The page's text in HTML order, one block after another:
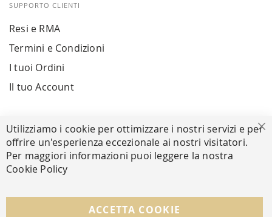
SUPPORTO CLIENTI
Resi e RMA
Termini e Condizioni
I tuoi Ordini
Il tuo Account
Facebook Instagram Whatsapp
Utilizziamo i cookie per ottimizzare i nostri servizi e per
offrire un'esperienza eccezionale ai nostri visitatori.
Per maggiori informazioni puoi leggere la nostra
Cookie Policy
ACCETTA COOKIE